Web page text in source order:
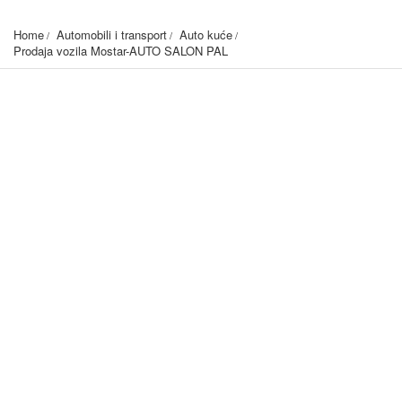
Home Automobili i transport
Auto kuće
Prodaja vozila Mostar-AUTO SALON PAL